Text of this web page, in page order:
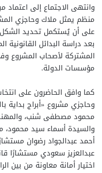
وانتهى الاجتماع إلى اعتماد
منظم يمثل ملاك وحاجزي
على أن يُستكمل تحديد الشكل
بعد دراسة البدائل القانونية
المشتركة لأصحاب المشروع
مؤسسات الدولة.
كما وافق الحاضرون على
وحاجزي مشروع «أبراج بداية
محمود مصطفى شنب،
والسيدة أسماء سيد محمود،
أحمد عبدالجواد رضوان
عبدالعزيز سعودي مستشارًا
اختيار أمانة معاونة من بين